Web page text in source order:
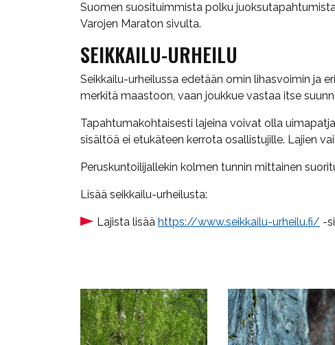
Suomen suosituimmista polku
Varojen Maraton sivulta.
SEIKKAILU-URHEILU
Seikkailu-urheilussa edetään omin lihasvoimin ja
merkitä maastoon, vaan joukkue vastaa itse
Tapahtumakohtaisesti lajeina voivat olla
sisältöä ei etukäteen kerrota osallistujille. Lajien
Peruskuntoilijallekin kolmen tunnin mittainen
Lisää seikkailu-urheilusta:
Lajista lisää https://www.seikkailu-urheilu.fi/ -